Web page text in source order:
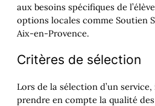
aux besoins spécifiques de
options locales comme Soutien
Aix-en-Provence.
Critères de sélection
Lors de la sélection d’un
prendre en compte la qualité